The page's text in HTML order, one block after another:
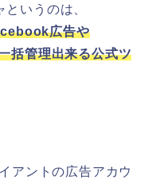
いうのは、
広告や
括管理出来る公式ツ
アントの広告アカウ